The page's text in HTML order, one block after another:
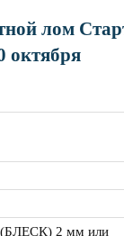
лом
октября
2 мм или